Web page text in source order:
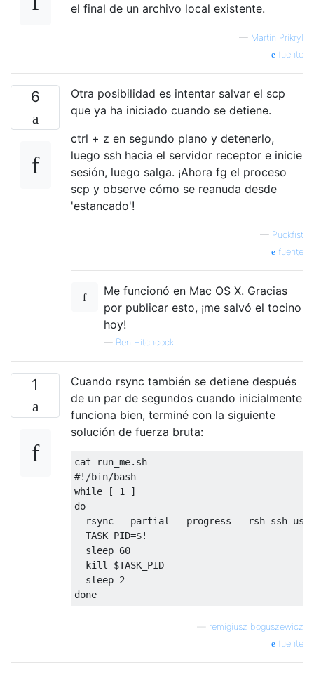
el final de un archivo local existente.
— Martin Prikryl
fuente
6
Otra posibilidad es intentar salvar el scp
que ya ha iniciado cuando se detiene.
ctrl + z en segundo plano y detenerlo,
luego ssh hacia el servidor receptor e inicie
sesión, luego salga. ¡Ahora fg el proceso
scp y observe cómo se reanuda desde
'estancado'!
— Puckfist
fuente
Me funcionó en Mac OS X. Gracias
por publicar esto, ¡me salvó el tocino
hoy!
— Ben Hitchcock
1
Cuando rsync también se detiene después
de un par de segundos cuando inicialmente
funciona bien, terminé con la siguiente
solución de fuerza bruta:
cat run_me.
#!/bin/bash
while
[ 1
]
do
  rsync
--partial --progress -- rsh=ssh
  TASK_PID
=$!
  sleep
60
  kill $TASK_PID
  sleep
2
done
remigiusz boguszewicz
fuente